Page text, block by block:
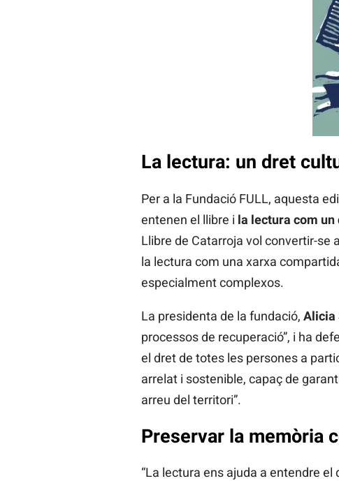
La lectura: un dret
Per a la Fundació FULL, aquesta
entenen el llibre i la lectura com un
Llibre de Catarroja vol convertir-se
la lectura com una xarxa
especialment complexos.
La presidenta de la fundació, Alicia
processos de recuperació”, i ha
el dret de totes les persones a
arrelat i sostenible, capaç de
arreu del territori”.
Preservar la memòria
“La lectura ens ajuda a entendre